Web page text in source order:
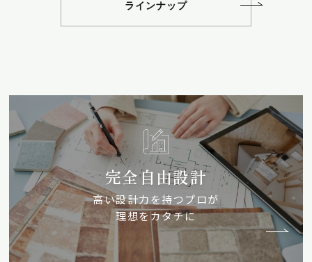
ラインナップ
完全自由設計
高い設計力を持つプロが
理想をカタチに